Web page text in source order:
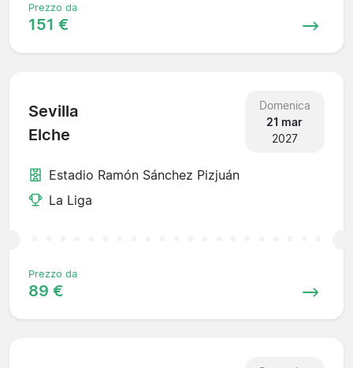
Prezzo da
151 €
Sevilla
Elche
Domenica
21 mar
2027
Estadio Ramón Sánchez Pizjuán
La Liga
Prezzo da
89 €